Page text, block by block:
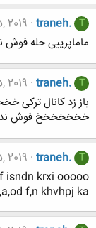
T
traneh.
2019
ماماپرییی حله فوش
T
traneh.
2019
باز زد کانال ترکی
خخخخخخخ فوش
T
traneh.
2019
isndn krxi ooooo
a,od f,n khvhpj ka, : )